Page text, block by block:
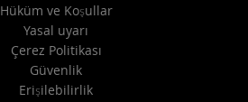
Hüküm ve Koşullar
Yasal uyarı
Çerez Politikası
Güvenlik
Erişilebilirlik